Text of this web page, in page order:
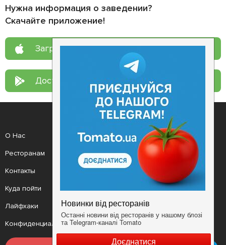
Нужна информация о заведении?
Скачайте приложение!
Загрузите в App Store
Доступно в Google Play
О Нас
Ресторанам
Контакты
Куда пойти
Лайфхаки
Конфиденциальность
Рецепт дня
Новости
Анонсы
Мобильное приложение
Условия